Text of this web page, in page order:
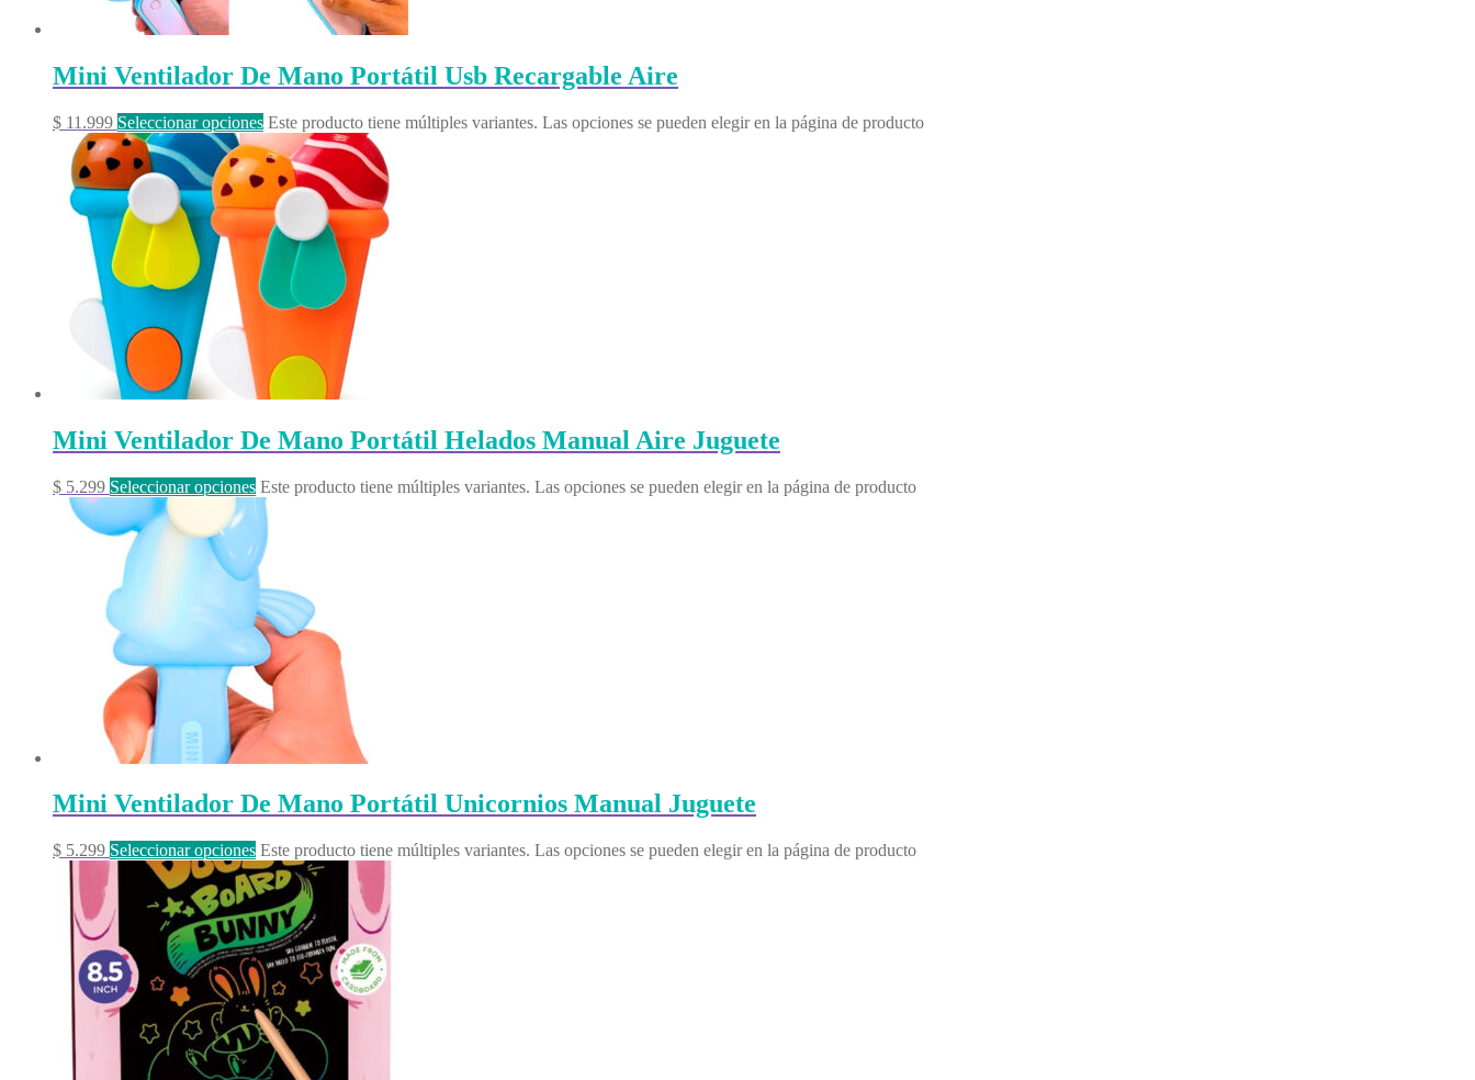
Mini Ventilador De Mano Portátil Usb Recargable Aire
$ 11.999 Seleccionar opciones Este producto tiene múltiples variantes. Las opciones se pueden elegir en la página de producto
Mini Ventilador De Mano Portátil Helados Manual Aire Juguete
$ 5.299 Seleccionar opciones Este producto tiene múltiples variantes. Las opciones se pueden elegir en la página de producto
Mini Ventilador De Mano Portátil Unicornios Manual Juguete
$ 5.299 Seleccionar opciones Este producto tiene múltiples variantes. Las opciones se pueden elegir en la página de producto